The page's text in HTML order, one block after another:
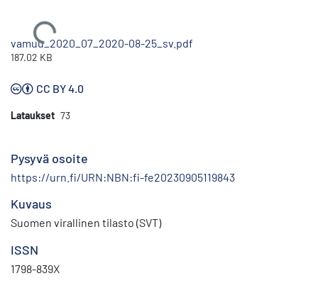
Ladataan...
vamuu_2020_07_2020-08-25_sv.pdf
187.02 KB
CC BY 4.0
Lataukset 73
Pysyvä osoite
https://urn.fi/URN:NBN:fi-fe20230905119843
Kuvaus
Suomen virallinen tilasto (SVT)
ISSN
1798-839X